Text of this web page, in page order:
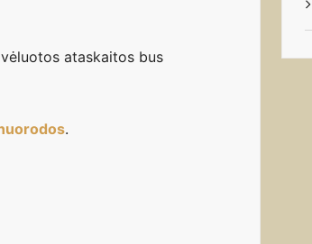
ataskaitos bus
.